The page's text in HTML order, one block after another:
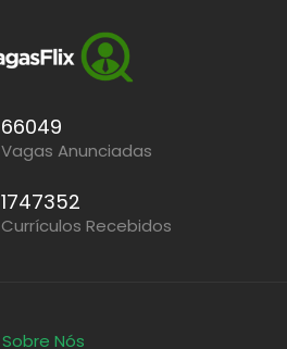
66049
Vagas Anunciadas
1747352
Currículos Recebidos
Sobre Nós